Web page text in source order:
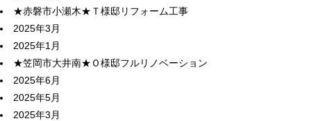
★赤磐市小瀬木★Ｔ様邸リフォーム工事
2025年3月
2025年1月
★笠岡市大井南★Ｏ様邸フルリノベーション
2025年6月
2025年5月
2025年3月